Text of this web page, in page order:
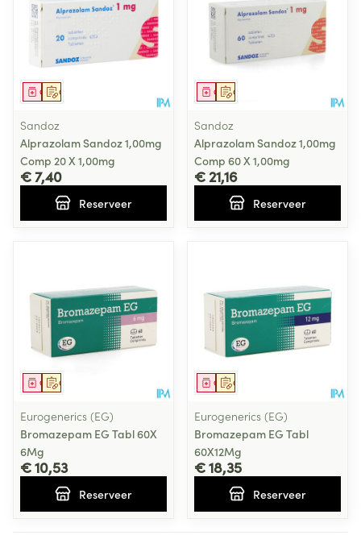
Op voorschrift
Geneesmiddel
Sandoz
Alprazolam Sandoz 1,00mg
Comp 20 X 1,00mg
€ 7,40
Reserveer
Op voorschrift
Geneesmiddel
Sandoz
Alprazolam Sandoz 1,00mg
Comp 60 X 1,00mg
€ 21,16
Reserveer
Op voorschrift
Geneesmiddel
Eurogenerics (EG)
Bromazepam EG Tabl 60X
6Mg
€ 10,53
Reserveer
Op voorschrift
Geneesmiddel
Eurogenerics (EG)
Bromazepam EG Tabl
60X12Mg
€ 18,35
Reserveer